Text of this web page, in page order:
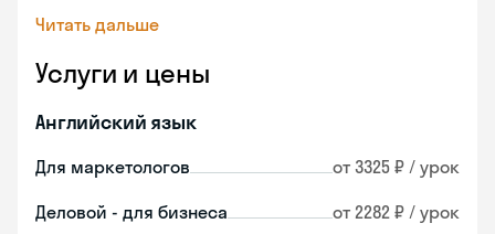
Читать дальше
Услуги и цены
Английский язык
Для маркетологов от 3325 ₽ / урок
Деловой - для бизнеса от 2282 ₽ / урок